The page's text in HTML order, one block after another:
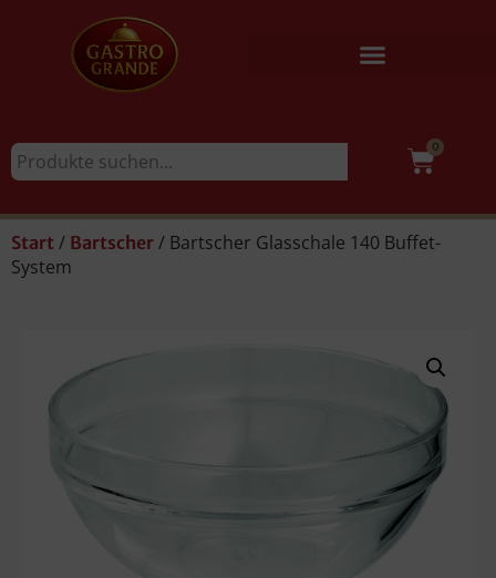
0
Start / Bartscher / Bartscher Glasschale 140 Buffet-
System